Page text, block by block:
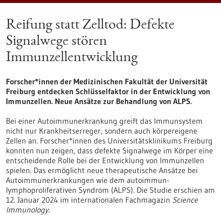
Reifung statt Zelltod: Defekte
Signalwege stören
Immunzellentwicklung
Forscher*innen der Medizinischen Fakultät der Universität
Freiburg entdecken Schlüsselfaktor in der Entwicklung von
Immunzellen. Neue Ansätze zur Behandlung von ALPS.
Bei einer Autoimmunerkrankung greift das Immunsystem
nicht nur Krankheitserreger, sondern auch körpereigene
Zellen an. Forscher*innen des Universitätsklinikums Freiburg
konnten nun zeigen, dass defekte Signalwege im Körper eine
entscheidende Rolle bei der Entwicklung von Immunzellen
spielen. Das ermöglicht neue therapeutische Ansätze bei
Autoimmunerkrankungen wie dem autoimmun-
lymphoproliferativen Syndrom (ALPS). Die Studie erschien am
12. Januar 2024 im internationalen Fachmagazin Science
Immunology.